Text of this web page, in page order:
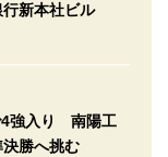
新本社ビル
4強入り 南陽工
勝へ挑む